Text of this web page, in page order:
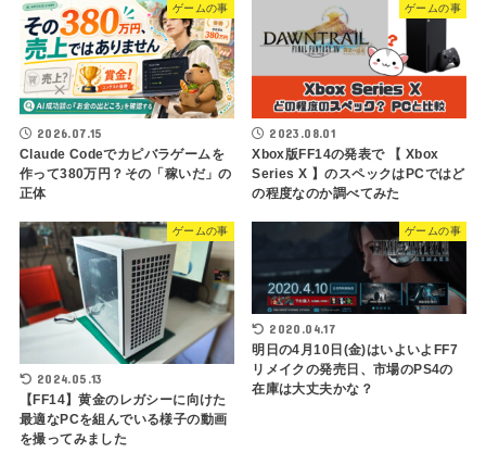
ゲームの事
2026.07.15
Claude Codeでカピバラゲームを
作って380万円？その「稼いだ」の
正体
ゲームの事
2023.08.01
Xbox版FF14の発表で 【 Xbox
Series X 】のスペックはPCではど
の程度なのか調べてみた
ゲームの事
2024.05.13
【FF14】黄金のレガシーに向けた
最適なPCを組んでいる様子の動画
を撮ってみました
ゲームの事
2020.04.17
明日の4月10日(金)はいよいよFF7
リメイクの発売日、市場のPS4の
在庫は大丈夫かな？